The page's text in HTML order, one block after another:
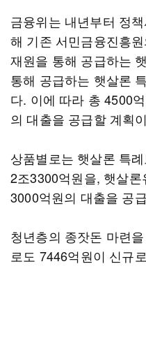
금융위는 내년부터 정
해 기존 서민금융진흥
재원을 통해 공급하는
통해 공급하는 햇살론
다. 이에 따라 총 4500
의 대출을 공급할 계획
상품별로는 햇살론 특
2조3300억원을, 햇살
3000억원의 대출을 공
청년층의 종잣돈 마련을
로도 7446억원이 신규